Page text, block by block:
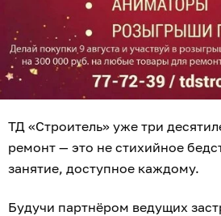
ТД «Строитель» уже три
ремонт — это не стихийное
занятие, доступное каждому.
Будучи партнёром ведущих